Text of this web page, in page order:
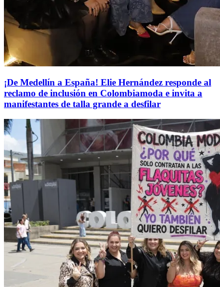
¡De Medellín a España! Elie Hernández responde al
reclamo de inclusión en Colombiamoda e invita a
manifestantes de talla grande a desfilar